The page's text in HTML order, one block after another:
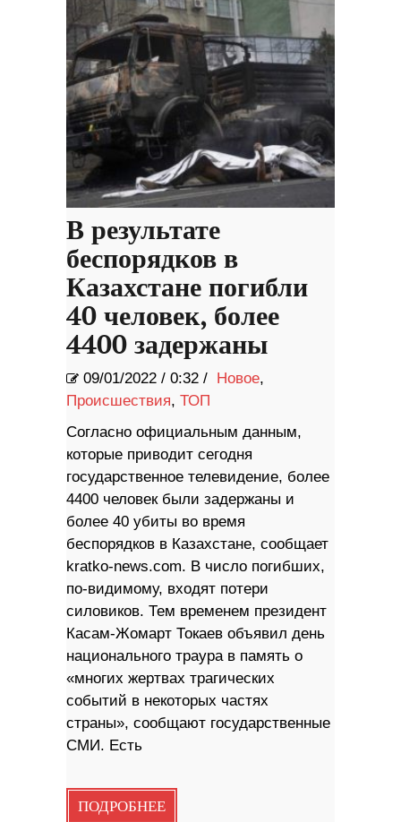
В результате
беспорядков в
Казахстане погибли
40 человек, более
4400 задержаны
09/01/2022 / 0:32 / Новое,
Происшествия, ТОП
Согласно официальным данным,
которые приводит сегодня
государственное телевидение, более
4400 человек были задержаны и
более 40 убиты во время
беспорядков в Казахстане, сообщает
kratko-news.com. В число погибших,
по-видимому, входят потери
силовиков. Тем временем президент
Касам-Жомарт Токаев объявил день
национального траура в память о
«многих жертвах трагических
событий в некоторых частях
страны», сообщают государственные
СМИ. Есть
ПОДРОБНЕЕ